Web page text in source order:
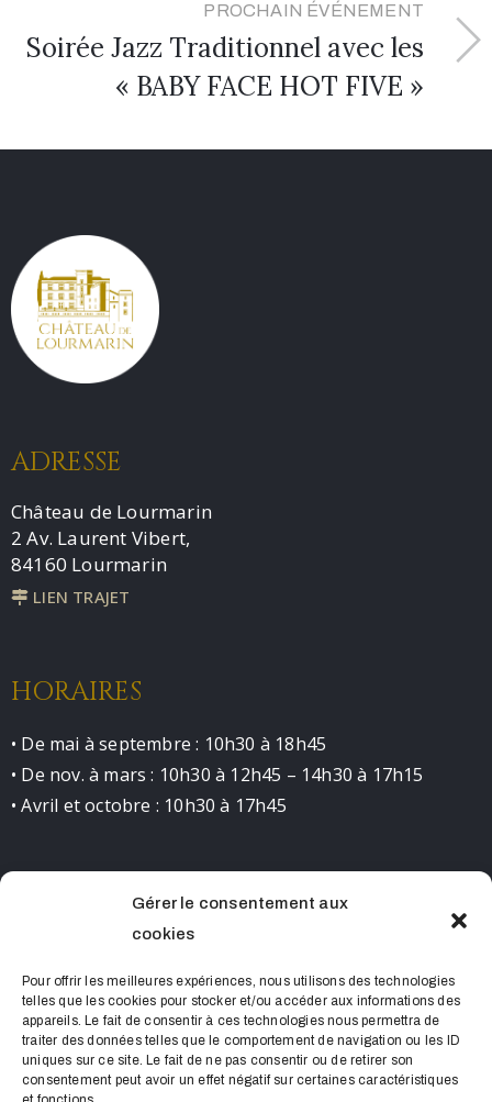
Gérer le consentement aux
cookies
Pour offrir les meilleures expériences, nous utilisons des technologies
telles que les cookies pour stocker et/ou accéder aux informations des
appareils. Le fait de consentir à ces technologies nous permettra de
traiter des données telles que le comportement de navigation ou les ID
uniques sur ce site. Le fait de ne pas consentir ou de retirer son
consentement peut avoir un effet négatif sur certaines caractéristiques
PROCHAIN ÉVÉNEMENT
Soirée Jazz Traditionnel avec les
« BABY FACE HOT FIVE »
ADRESSE
Château de Lourmarin
2 Av. Laurent Vibert,
84160 Lourmarin
LIEN TRAJET
HORAIRES
• De mai à septembre : 10h30 à 18h45
• De nov. à mars : 10h30 à 12h45 – 14h30 à 17h15
• Avril et octobre : 10h30 à 17h45
CONTACT
0490681523 contact@chateaudelourmarin.com